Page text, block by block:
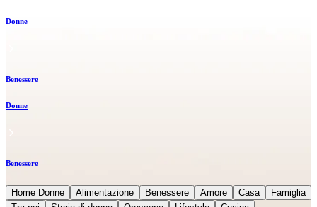
Donne
Benessere
Donne
Benessere
Home Donne Alimentazione Benessere Amore Casa
Famiglia